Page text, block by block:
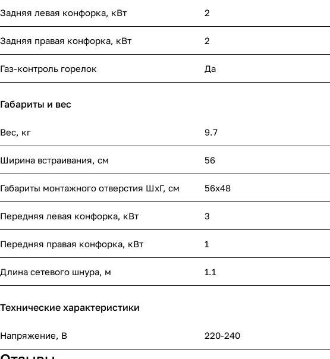
Задняя левая конфорка, кВт 2
Задняя правая конфорка, кВт 2
Газ-контроль горелок Да
Габариты и вес
Вес, кг 9.7
Ширина встраивания, см 56
Габариты монтажного отверстия ШхГ, см 56х48
Передняя левая конфорка, кВт 3
Передняя правая конфорка, кВт 1
Длина сетевого шнура, м 1.1
Технические характеристики
Напряжение, В 220-240